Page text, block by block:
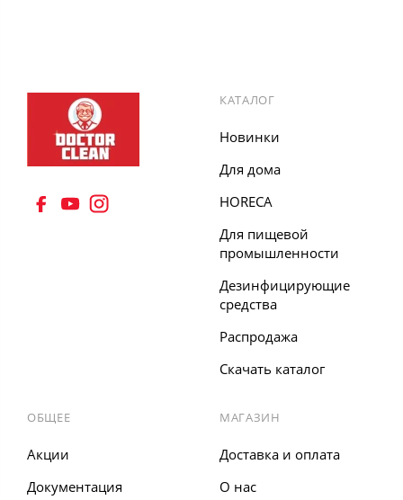
КАТАЛОГ
Новинки
Для дома
HORECA
Для пищевой
промышленности
Дезинфицирующие
средства
Распродажа
Скачать каталог
ОБЩЕЕ
Акции
Документация
МАГАЗИН
Доставка и оплата
О нас